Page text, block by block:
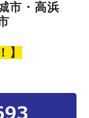
市・ 高浜
】